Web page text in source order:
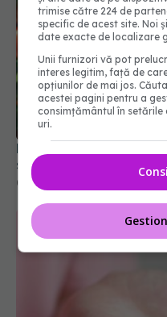
Leguma pe care
suplimente de magneziu
06 oct 2025, 20:44
trimise către 224 de
specific de acest site. Noi
date exacte de localizare
Unii furnizori vă pot
interes legitim, față de
opțiunilor de mai jos.
acestei pagini pentru a
consimțământul în
uri.